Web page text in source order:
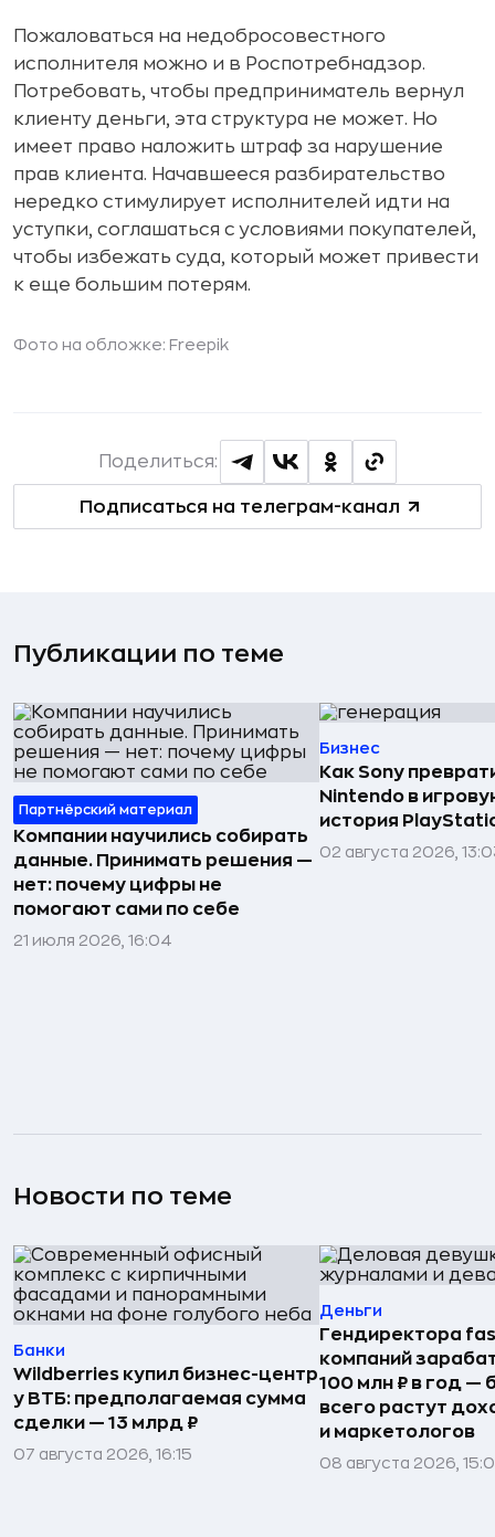
Пожаловаться на недобросовестного
исполнителя можно и в Роспотребнадзор.
Потребовать, чтобы предприниматель вернул
клиенту деньги, эта структура не может. Но
имеет право наложить штраф за нарушение
прав клиента. Начавшееся разбирательство
нередко стимулирует исполнителей идти на
уступки, соглашаться с условиями покупателей,
чтобы избежать суда, который может привести
к еще большим потерям.
Фото на обложке: Freepik
Подписаться на телеграм-канал
Поделиться:
Публикации по теме
Партнёрский материал
Компании научились собирать
данные. Принимать решения —
нет: почему цифры не
помогают сами по себе
21 июля 2026, 16:04
Бизнес
Как Sony
Nintendo в
история
02 августа 2026,
Новости по теме
Банки
Wildberries купил бизнес-центр
у ВТБ: предполагаемая сумма
сделки — 13 млрд ₽
07 августа 2026, 16:15
Деньги
Гендиректора
компаний
100 млн ₽ в год —
всего растут
и маркетологов
08 августа 2026,